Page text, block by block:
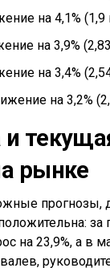
на 4,1% (1,9
на 3,9%
на 3,4%
на 3,2%
рынке
прогнозы,
за
на 23,9%, а в